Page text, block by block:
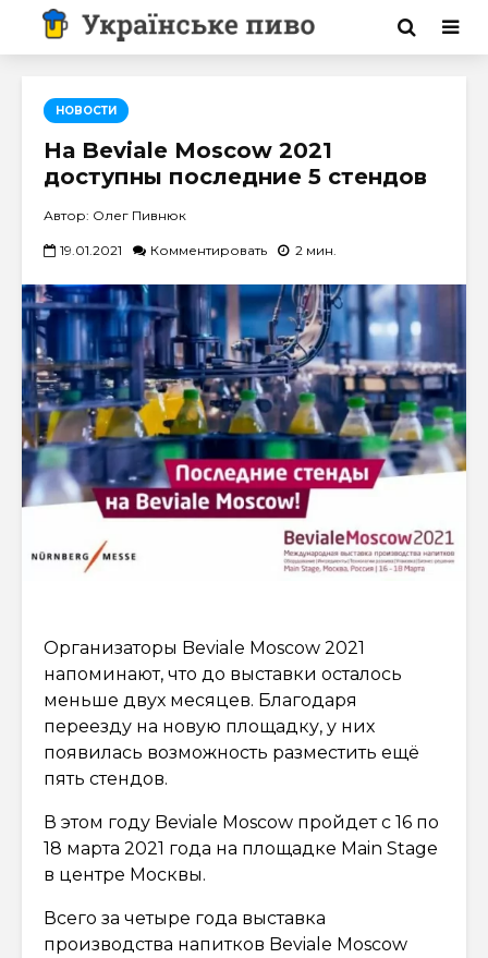
НОВОСТИ
На Beviale Moscow 2021
доступны последние 5 стендов
Автор: Олег Пивнюк
19.01.2021 Комментировать 2 мин.
Организаторы Beviale Moscow 2021
напоминают, что до выставки осталось
меньше двух месяцев. Благодаря
переезду на новую площадку, у них
появилась возможность разместить ещё
пять стендов.
В этом году Beviale Moscow пройдет с 16 по
18 марта 2021 года на площадке Main Stage
в центре Москвы.
Всего за четыре года выставка
производства напитков Beviale Moscow